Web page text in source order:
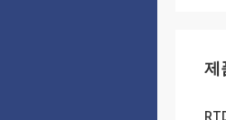
제